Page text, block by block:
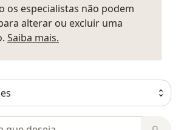
os especialistas não podem
alterar ou excluir uma
Saiba mais.